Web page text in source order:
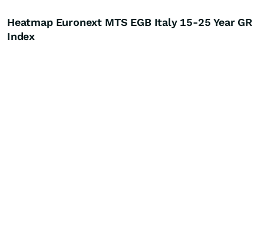
Heatmap Euronext MTS EGB Italy 15-25 Year GR
Index